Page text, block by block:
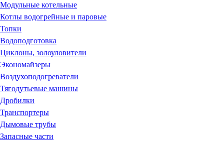
Модульные котельные
Котлы водогрейные и паровые
Топки
Водоподготовка
Циклоны, золоуловители
Экономайзеры
Воздухоподогреватели
Тягодутьевые машины
Дробилки
Транспортеры
Дымовые трубы
Запасные части